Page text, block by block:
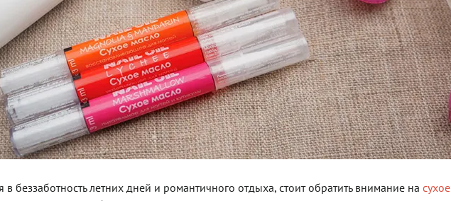
в беззаботность летних дней и романтичного отдыха, стоит обратить внимание на сухое